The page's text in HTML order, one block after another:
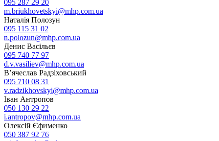
095 287 29 20
m.briukhovetskyi@mhp.com.ua
Наталія Полозун
095 115 31 02
n.polozun@mhp.com.ua
Денис Васільєв
095 740 77 97
d.v.vasiliev@mhp.com.ua
В’ячеслав Радзіховський
095 710 08 31
v.radzikhovskyi@mhp.com.ua
Іван Антропов
050 130 29 22
i.antropov@mhp.com.ua
Олексій Єфименко
050 387 92 76